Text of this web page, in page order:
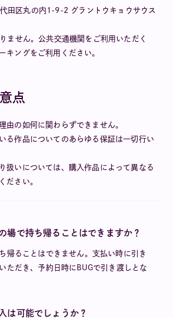
田区丸の内1-9-2 グラントウキョウサウス
ません。公共交通機関をご利用いただく
キングをご利用ください。
点
由の如何に関わらずできません。
る作品についてのあらゆる保証は⼀切⾏い
扱いについては、購入作品によって異なる
ださい。
場で持ち帰ることはできますか？
帰ることはできません。支払い時に引き
ただき、予約日時にBUGで引き渡しとな
は可能でしょうか？